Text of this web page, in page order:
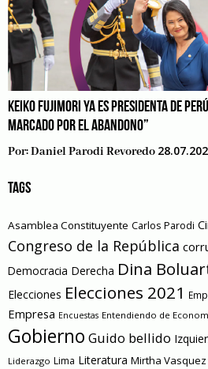
KEIKO FUJIMORI YA ES PRESIDENTA DE
MARCADO POR EL ABANDONO”
Por:Daniel Parodi Revoredo
TAGS
Asamblea Constituyente Carlos Parodi
Congreso de la República
Democracia Derecha Dina
Elecciones Elecciones 2021
Empresa Encuestas Entendiendo de
Gobierno Guido bellido
Liderazgo Lima Literatura Mirtha Vasquez